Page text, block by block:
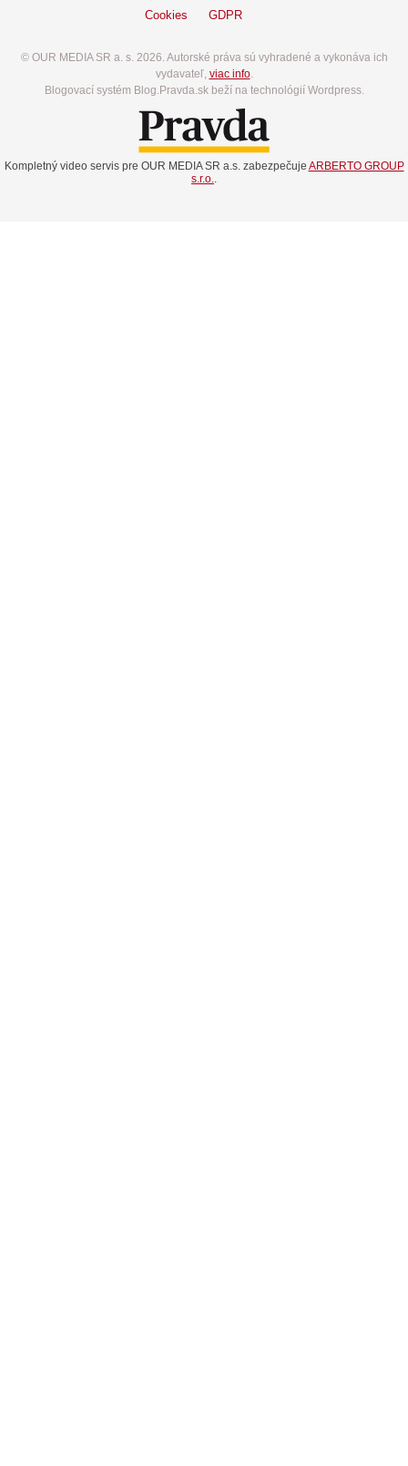
Cookies GDPR
© OUR MEDIA SR a. s. 2026. Autorské práva sú vyhradené a vykonáva ich
vydavateľ, viac info.
Blogovací systém Blog.Pravda.sk beží na technológií Wordpress.
Kompletný video servis pre OUR MEDIA SR a.s. zabezpečuje ARBERTO GROUP
s.r.o.